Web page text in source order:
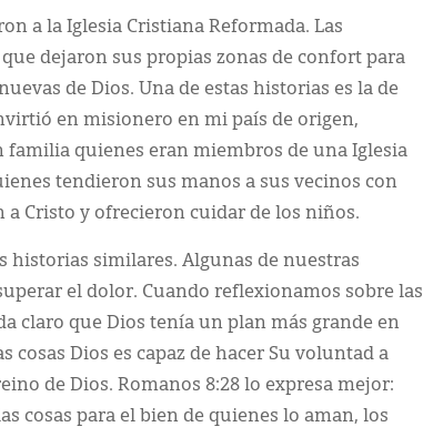
a la Iglesia Cristiana Reformada. Las
dejaron sus propias zonas de confort para
de Dios. Una de estas historias es la de
en misionero en mi país de origen,
familia quienes eran miembros de una Iglesia
tendieron sus manos a sus vecinos con
Cristo y ofrecieron cuidar de los niños.
historias similares. Algunas de nuestras
el dolor. Cuando reflexionamos sobre las
claro que Dios tenía un plan más grande en
cosas Dios es capaz de hacer Su voluntad a
de Dios. Romanos 8:28 lo expresa mejor:
cosas para el bien de quienes lo aman, los